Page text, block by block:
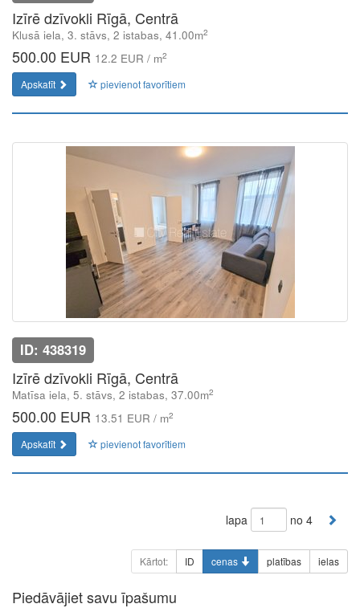
Izīrē dzīvokli Rīgā, Centrā
Klusā iela, 3. stāvs, 2 istabas, 41.00m2
500.00 EUR 12.2 EUR / m2
Apskatīt pievienot favorītiem
ID: 438319
Izīrē dzīvokli Rīgā, Centrā
Matīsa iela, 5. stāvs, 2 istabas, 37.00m2
500.00 EUR 13.51 EUR / m2
Apskatīt pievienot favorītiem
lapa no 4
Kārtot: ID cenas platības ielas
Piedāvājiet savu īpašumu